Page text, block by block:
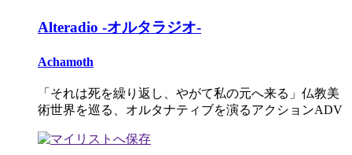
Alteradio -オルタラジオ-
Achamoth
「それは死を繰り返し、やがて私の元へ来る」仏教美
術世界を巡る、オルタナティブを演るアクションADV